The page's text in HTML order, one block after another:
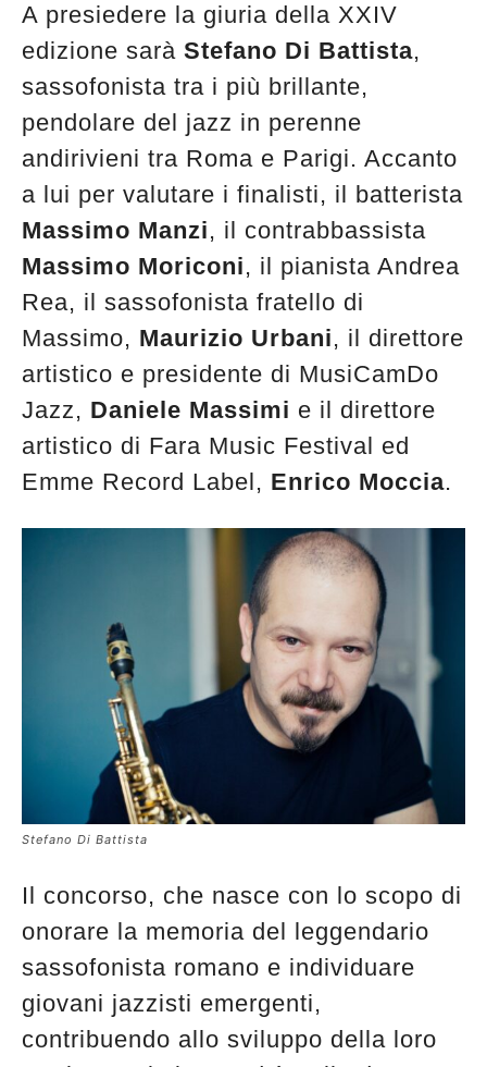
A presiedere la giuria della XXIV
edizione sarà Stefano Di Battista,
sassofonista tra i più brillante,
pendolare del jazz in perenne
andirivieni tra Roma e Parigi. Accanto
a lui per valutare i finalisti, il batterista
Massimo Manzi, il contrabbassista
Massimo Moriconi, il pianista Andrea
Rea, il sassofonista fratello di
Massimo, Maurizio Urbani, il direttore
artistico e presidente di MusiCamDo
Jazz, Daniele Massimi e il direttore
artistico di Fara Music Festival ed
Emme Record Label, Enrico Moccia.
Stefano Di Battista
Il concorso, che nasce con lo scopo di
onorare la memoria del leggendario
sassofonista romano e individuare
giovani jazzisti emergenti,
contribuendo allo sviluppo della loro